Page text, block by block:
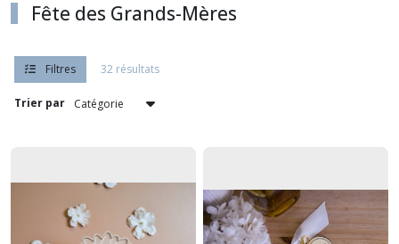
Fête des Grands-Mères
Filtres 32 résultats
Trier par